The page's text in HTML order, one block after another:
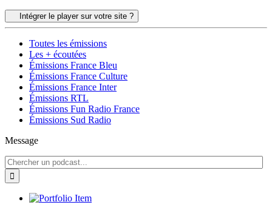
Intégrer le player sur votre site ?
Toutes les émissions
Les + écoutées
Émissions France Bleu
Émissions France Culture
Émissions France Inter
Émissions RTL
Émissions Fun Radio France
Émissions Sud Radio
Message